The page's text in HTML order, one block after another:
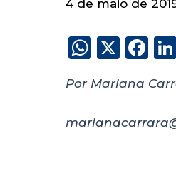
4 de maio de
W
a
ts
X
F
c
e
Por Mariana